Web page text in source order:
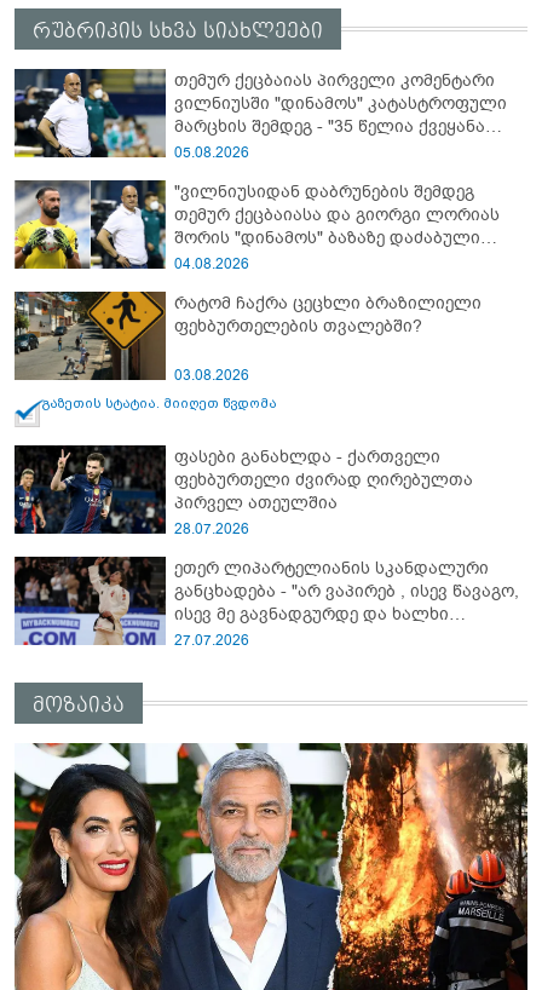
რუბრიკის სხვა სიახლეები
თემურ ქეცბაიას პირველი კომენტარი
ვილნიუსში "დინამოს" კატასტროფული
მარცხის შემდეგ - "35 წელია ქვეყანა
შურში და ბოღმაშია, ვერ დავლაგდით
დალაგება"
05.08.2026
"ვილნიუსიდან დაბრუნების შემდეგ
თემურ ქეცბაიასა და გიორგი ლორიას
შორის "დინამოს" ბაზაზე დაძაბული
საუბარი შედგა" - რას წერს GEO TEAM
04.08.2026
რატომ ჩაქრა ცეცხლი ბრაზილიელი
ფეხბურთელების თვალებში?
03.08.2026
გაზეთის სტატია. მიიღეთ წვდომა
ფასები განახლდა - ქართველი
ფეხბურთელი ძვირად ღირებულთა
პირველ ათეულშია
28.07.2026
ეთერ ლიპარტელიანის სკანდალური
განცხადება - "არ ვაპირებ , ისევ წავაგო,
ისევ მე გავნადგურდე და ხალხი
მშვიდად იყოს, თავის სკამებს
27.07.2026
მოზაიკა